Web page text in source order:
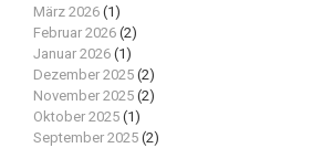
März 2026 (1)
Februar 2026 (2)
Januar 2026 (1)
Dezember 2025 (2)
November 2025 (2)
Oktober 2025 (1)
September 2025 (2)